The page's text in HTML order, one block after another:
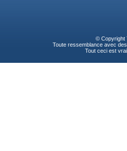
© Copyright
Toute ressemblance avec
Tout ceci est